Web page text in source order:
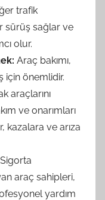
trafik
sürüş sağlar ve
olur.
Araç bakımı,
için önemlidir.
araçlarını
ve onarımları
kazalara ve arıza
Sigorta
araç sahipleri,
yardım